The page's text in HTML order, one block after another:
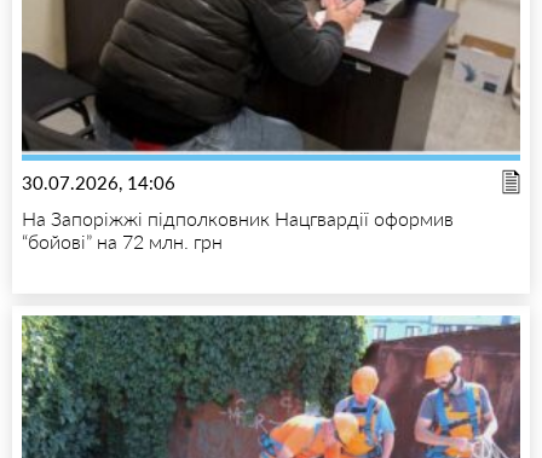
30.07.2026, 14:06
На Запоріжжі підполковник Нацгвардії оформив
“бойові” на 72 млн. грн